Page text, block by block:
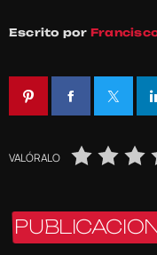
Escrito por
VALÓRALO